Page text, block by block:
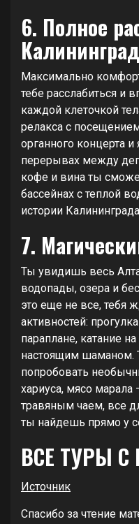
6. Полное
Максимально
тебе расслабиться и
каждой клеточкой
релакса с
органного концерта и
перерывах между
кофе и вина ты
бассейнах с теплой
истории
7.
Ты увидишь весь
водопады, озера и
это еще не все, тебя
активностей:
параплане, катание
настоящим шаманом.
попробовать
хариуса, мясо
травяным чаем, все
ты найдешь прямо у
ВСЕ ТУРЫ С
Источник
Спасибо за чтение